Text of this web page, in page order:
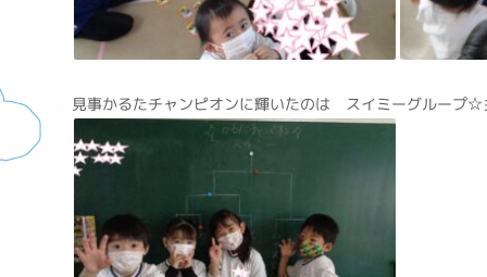
見事かるたチャンピオンに輝いたのは スイミーグループ☆